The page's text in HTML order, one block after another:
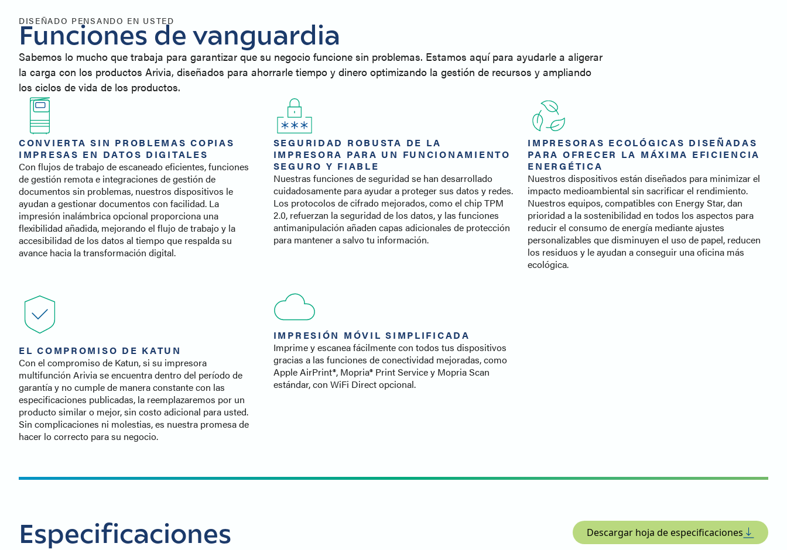
DISEÑADO PENSANDO EN USTED
Funciones de vanguardia
Sabemos lo mucho que trabaja para garantizar que su negocio funcione sin problemas. Estamos aquí para ayudarle a aligerar
la carga con los productos Arivia, diseñados para ahorrarle tiempo y dinero optimizando la gestión de recursos y ampliando
los ciclos de vida de los productos.
CONVIERTA SIN PROBLEMAS COPIAS
IMPRESAS EN DATOS DIGITALES
Con flujos de trabajo de escaneado eficientes, funciones
de gestión remota e integraciones de gestión de
documentos sin problemas, nuestros dispositivos le
ayudan a gestionar documentos con facilidad. La
impresión inalámbrica opcional proporciona una
flexibilidad añadida, mejorando el flujo de trabajo y la
accesibilidad de los datos al tiempo que respalda su
avance hacia la transformación digital.
SEGURIDAD ROBUSTA DE LA
IMPRESORA PARA UN FUNCIONAMIENTO
SEGURO Y FIABLE
Nuestras funciones de seguridad se han desarrollado
cuidadosamente para ayudar a proteger sus datos y redes.
Los protocolos de cifrado mejorados, como el chip TPM
2.0, refuerzan la seguridad de los datos, y las funciones
antimanipulación añaden capas adicionales de protección
para mantener a salvo tu información.
IMPRESORAS ECOLÓGICAS DISEÑADAS
PARA OFRECER LA MÁXIMA EFICIENCIA
ENERGÉTICA
Nuestros dispositivos están diseñados para minimizar el
impacto medioambiental sin sacrificar el rendimiento.
Nuestros equipos, compatibles con Energy Star, dan
prioridad a la sostenibilidad en todos los aspectos para
reducir el consumo de energía mediante ajustes
personalizables que disminuyen el uso de papel, reducen
los residuos y le ayudan a conseguir una oficina más
ecológica.
EL COMPROMISO DE KATUN
Con el compromiso de Katun, si su impresora
multifunción Arivia se encuentra dentro del período de
garantía y no cumple de manera constante con las
especificaciones publicadas, la reemplazaremos por un
producto similar o mejor, sin costo adicional para usted.
Sin complicaciones ni molestias, es nuestra promesa de
hacer lo correcto para su negocio.
IMPRESIÓN MÓVIL SIMPLIFICADA
Imprime y escanea fácilmente con todos tus dispositivos
gracias a las funciones de conectividad mejoradas, como
Apple AirPrint®, Mopria® Print Service y Mopria Scan
estándar, con WiFi Direct opcional.
Especificaciones Descargar hoja de especificaciones